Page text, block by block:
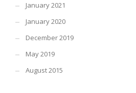
January 2021
January 2020
December 2019
May 2019
August 2015